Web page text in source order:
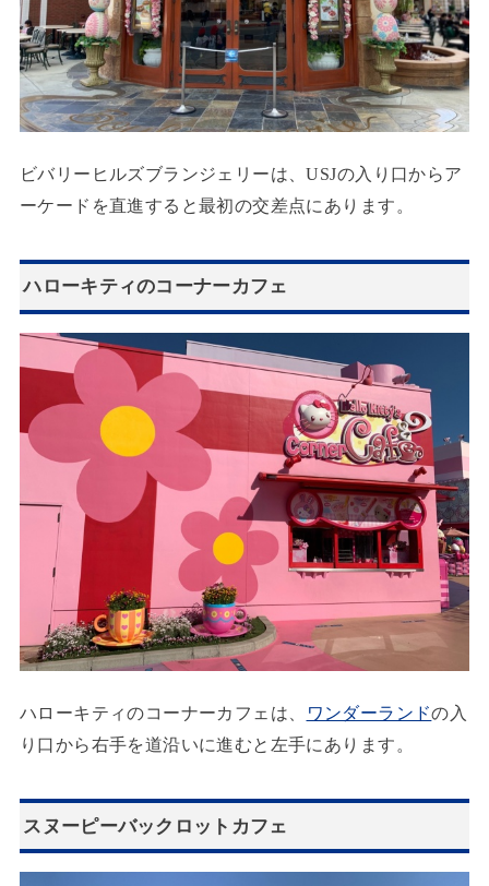
ビバリーヒルズブランジェリーは、USJの入り口からア
ーケードを直進すると最初の交差点にあります。
ハローキティのコーナーカフェ
ハローキティのコーナーカフェは、 ワンダーランドの入
り口から右手を道沿いに進むと左手にあります。
スヌーピーバックロットカフェ